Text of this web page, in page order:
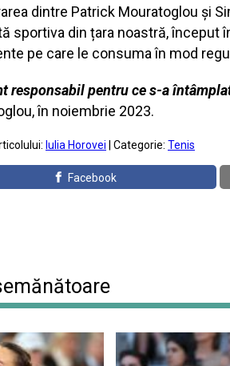
dintre Patrick Mouratoglou și
sportiva din țara noastră, început
pe care le consuma în mod
responsabil pentru ce s-a
în noiembrie 2023.
Iulia Horovei | Categorie: Tenis
Facebook